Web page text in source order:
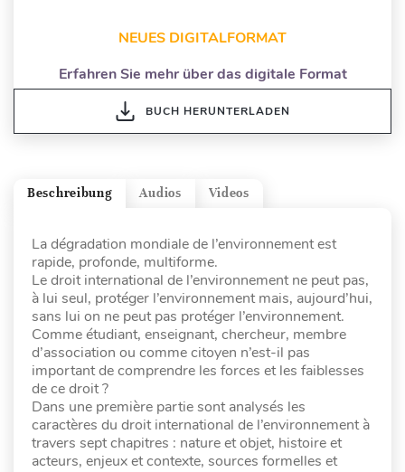
NEUES DIGITALFORMAT
Erfahren Sie mehr über das digitale Format
BUCH HERUNTERLADEN
Videos
Audios
Beschreibung
La dégradation mondiale de l’environnement est
rapide, profonde, multiforme.
Le droit international de l’environnement ne peut pas,
à lui seul, protéger l’environnement mais, aujourd’hui,
sans lui on ne peut pas protéger l’environnement.
Comme étudiant, enseignant, chercheur, membre
d’association ou comme citoyen n’est-il pas
important de comprendre les forces et les faiblesses
de ce droit ?
Dans une première partie sont analysés les
caractères du droit international de l’environnement à
travers sept chapitres : nature et objet, histoire et
acteurs, enjeux et contexte, sources formelles et